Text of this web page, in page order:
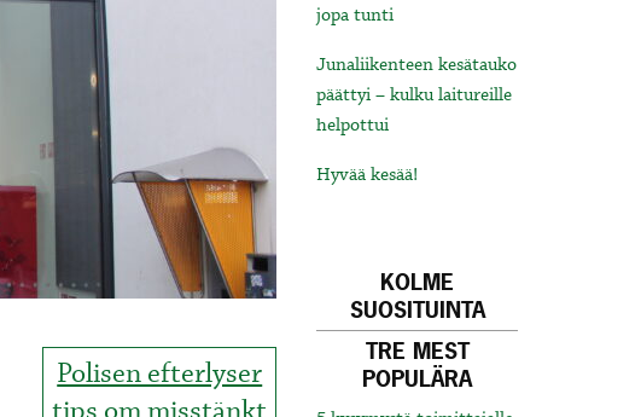
Polisen efterlyser
jopa tunti
Junaliikenteen kesätauko
päättyi – kulku laitureille
helpottui
Hyvää kesää!
KOLME
SUOSITUINTA
TRE MEST
POPULÄRA